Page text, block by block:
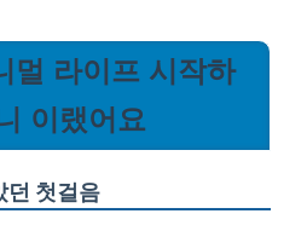
멀 라이프 시작하
이랬어요
던 첫걸음